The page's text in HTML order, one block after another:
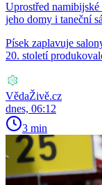
Uprostřed
jeho domy i taneční
Písek zaplavuje
20. století
VědaŽivě.cz
dnes, 06:12
3 min